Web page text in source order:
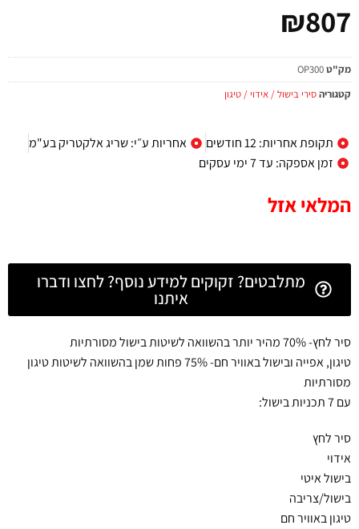
₪807
מק"טOP300
קטגוריהסירי בישול / אידוי / טיגון
תקופת אחריות: 12 חודשים
אחריות ע״י: שריג אלקטריק בע"מ
זמן אספקה: עד 7 ימי עסקים
המלאי אזל
מתלבטים? זקוקים למידע נוסף? לחצו ודברו
איתנו
סיר לחץ- 70% מהיר יותר בהשוואה לשיטות בישול מסורתיות
טיגון, אפייה ובישול באוויר חם- 75% פחות שמן בהשוואה לשיטות טיגון
מסורתיות
עם 7 תכניות בישול:
סיר לחץ
אידוי
בישול איטי
בישול/צריבה
טיגון באוויר חם